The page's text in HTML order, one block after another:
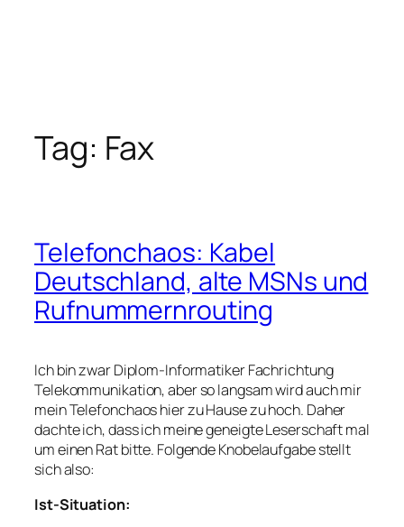
Tag: Fax
Telefonchaos: Kabel
Deutschland, alte MSNs und
Rufnummernrouting
Ich bin zwar Diplom-Informatiker Fachrichtung
Telekommunikation, aber so langsam wird auch mir
mein Telefonchaos hier zu Hause zu hoch. Daher
dachte ich, dass ich meine geneigte Leserschaft mal
um einen Rat bitte. Folgende Knobelaufgabe stellt
sich also:
Ist-Situation: